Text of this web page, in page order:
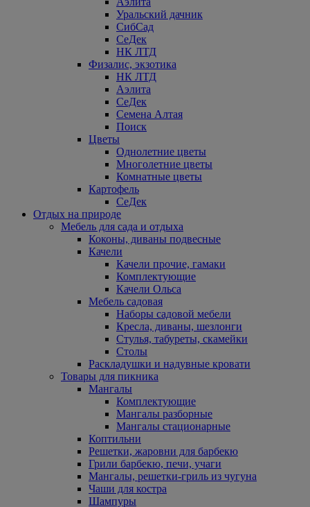
Уральский дачник
СибСад
СеДек
НК ЛТД
Физалис, экзотика
НК ЛТД
Аэлита
СеДек
Семена Алтая
Поиск
Цветы
Однолетние цветы
Многолетние цветы
Комнатные цветы
Картофель
СеДек
Отдых на природе
Мебель для сада и отдыха
Коконы, диваны подвесные
Качели
Качели прочие, гамаки
Комплектующие
Качели Ольса
Мебель садовая
Наборы садовой мебели
Кресла, диваны, шезлонги
Стулья, табуреты, скамейки
Столы
Раскладушки и надувные кровати
Товары для пикника
Мангалы
Комплектующие
Мангалы разборные
Мангалы стационарные
Коптильни
Решетки, жаровни для барбекю
Грили барбекю, печи, учаги
Мангалы, решетки-гриль из чугуна
Чаши для костра
Шампуры